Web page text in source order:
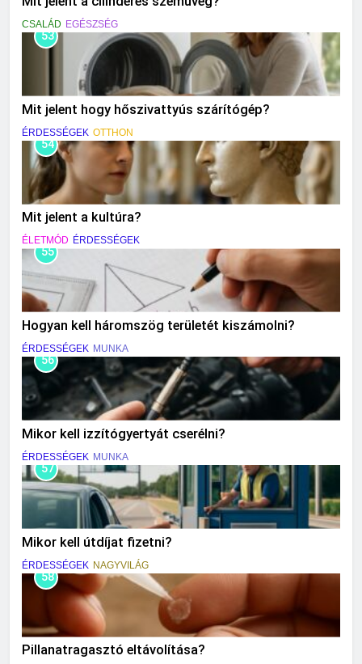
CSALÁD EGÉSZSÉG
53
Mit jelent hogy hőszivattyús szárítógép?
ÉRDESSÉGEK OTTHON
54
Mit jelent a kultúra?
ÉLETMÓD ÉRDESSÉGEK
55
Hogyan kell háromszög területét kiszámolni?
ÉRDESSÉGEK MUNKA
56
Mikor kell izzítógyertyát cserélni?
ÉRDESSÉGEK MUNKA
57
Mikor kell útdíjat fizetni?
ÉRDESSÉGEK NAGYVILÁG
58
Pillanatragasztó eltávolítása?